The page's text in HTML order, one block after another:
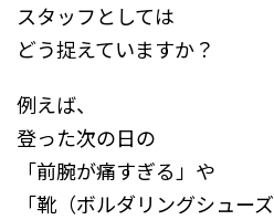
スタッフとしては
どう捉えていますか？
例えば、
登った次の日の
「前腕が痛すぎる」や
「靴（ボルダリングシュー